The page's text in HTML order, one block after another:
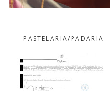
PASTELARIA/PADARIA